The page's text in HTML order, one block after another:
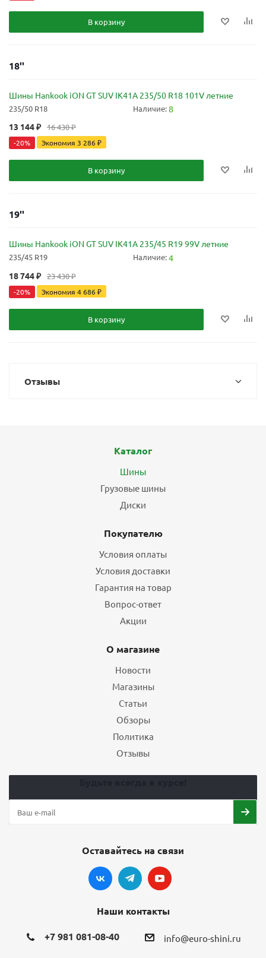
В корзину
18''
Шины Hankook iON GT SUV IK41A 235/50 R18 101V летние
235/50 R18 Наличие:8
13 144₽ 16 430₽
-20% Экономия 3 286₽
В корзину
19''
Шины Hankook iON GT SUV IK41A 235/45 R19 99V летние
235/45 R19 Наличие:4
18 744₽ 23 430₽
-20% Экономия 4 686₽
В корзину
Отзывы
Каталог
Шины
Грузовые шины
Диски
Покупателю
Условия оплаты
Условия доставки
Гарантия на товар
Вопрос-ответ
Акции
О магазине
Новости
Магазины
Статьи
Обзоры
Политика
Отзывы
Оставайтесь на связи
Наши контакты
+7 981 081-08-40 info@euro-shini.ru